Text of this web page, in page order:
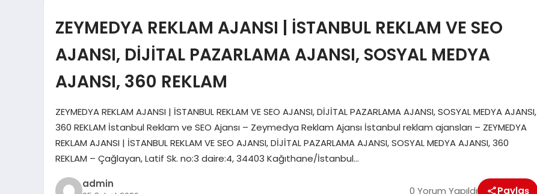
ZEYMEDYA REKLAM AJANSI | İSTANBUL REKLAM VE SEO
AJANSI, DİJİTAL PAZARLAMA AJANSI, SOSYAL MEDYA
AJANSI, 360 REKLAM
ZEYMEDYA REKLAM AJANSI | İSTANBUL REKLAM VE SEO AJANSI, DİJİTAL PAZARLAMA AJANSI, SOSYAL MEDYA AJANSI,
360 REKLAM İstanbul Reklam ve SEO Ajansı – Zeymedya Reklam Ajansı İstanbul reklam ajansları – ZEYMEDYA
REKLAM AJANSI | İSTANBUL REKLAM VE SEO AJANSI, DİJİTAL PAZARLAMA AJANSI, SOSYAL MEDYA AJANSI, 360
REKLAM – Çağlayan, Latif Sk. no:3 daire:4, 34403 Kağıthane/İstanbul…
admin
0 Yorum Yapıldı Paylaş